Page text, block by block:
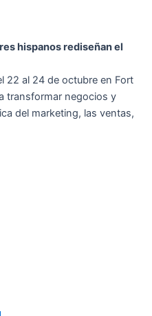
hispanos rediseñan el
22 al 24 de octubre en Fort
transformar negocios y
del marketing, las ventas,